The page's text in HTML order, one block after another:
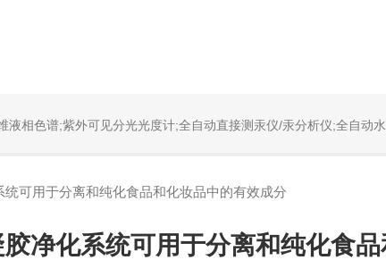
成系统;微波灰化磺化系统;全自动固相萃取系统;Dryvap全自动溶剂蒸发系统;激光固体烧蚀进样系统;循环水冷却器;电热消解仪;微控数显电热板;光波加热仪;磁力搅拌器;分析仪器;实验室设备;样品前处理仪器;实验室信息管理系统（LIMS;超净实验室设计与
统可用于分离和纯化食品和化妆品中的有效成分
胶净化系统可用于分离和纯化食